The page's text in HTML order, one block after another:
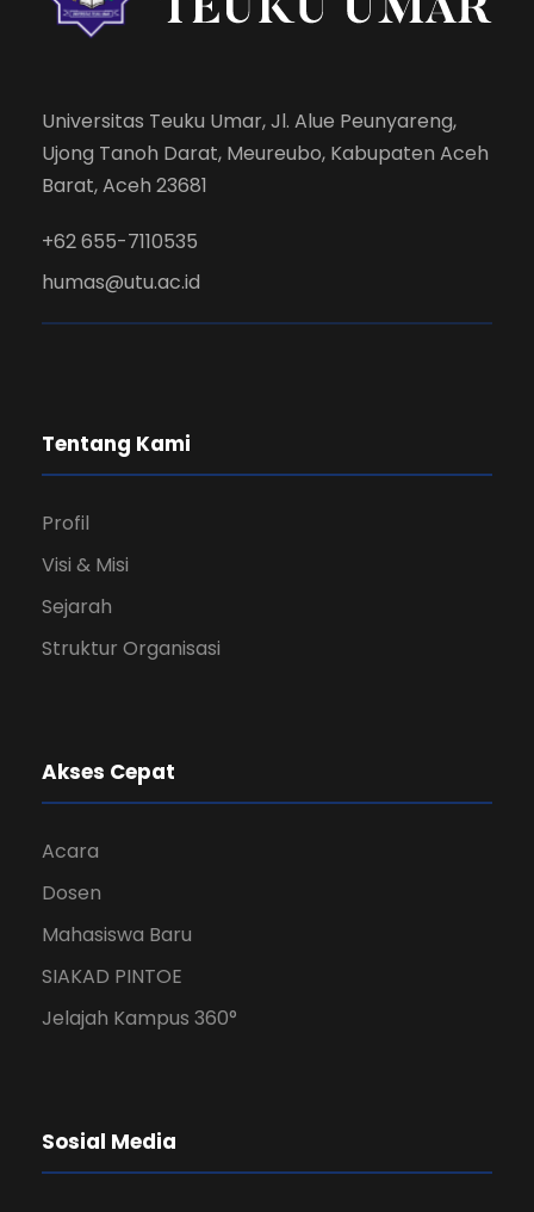
Universitas Teuku Umar, Jl. Alue Peunyareng,
Ujong Tanoh Darat, Meureubo, Kabupaten Aceh
Barat, Aceh 23681
+62 655-7110535
humas@utu.ac.id
Tentang Kami
Profil
Visi & Misi
Sejarah
Struktur Organisasi
Akses Cepat
Acara
Dosen
Mahasiswa Baru
SIAKAD PINTOE
Jelajah Kampus 360°
Sosial Media